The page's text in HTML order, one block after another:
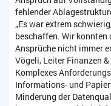
fehlender
„Es war extrem
beschaffen. Wir konnten
Ansprüche nicht immer
Vögeli, Leiter Finanzen
Komplexes
Informations- und
Minderung der